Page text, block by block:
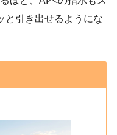
と引き出せるようにな